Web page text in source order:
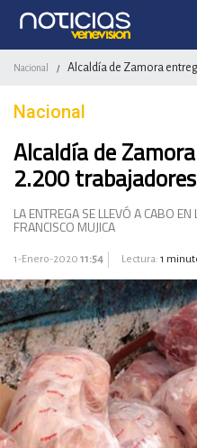
Nacional / Alcaldía de Zamora
Nacional
Alcaldía de
2.200 trabajadores
LA ENTREGA SE LLEVÓ A CABO
FRANCISCO MUJICA
1-Enero-2020 11:54 Lectura: 1